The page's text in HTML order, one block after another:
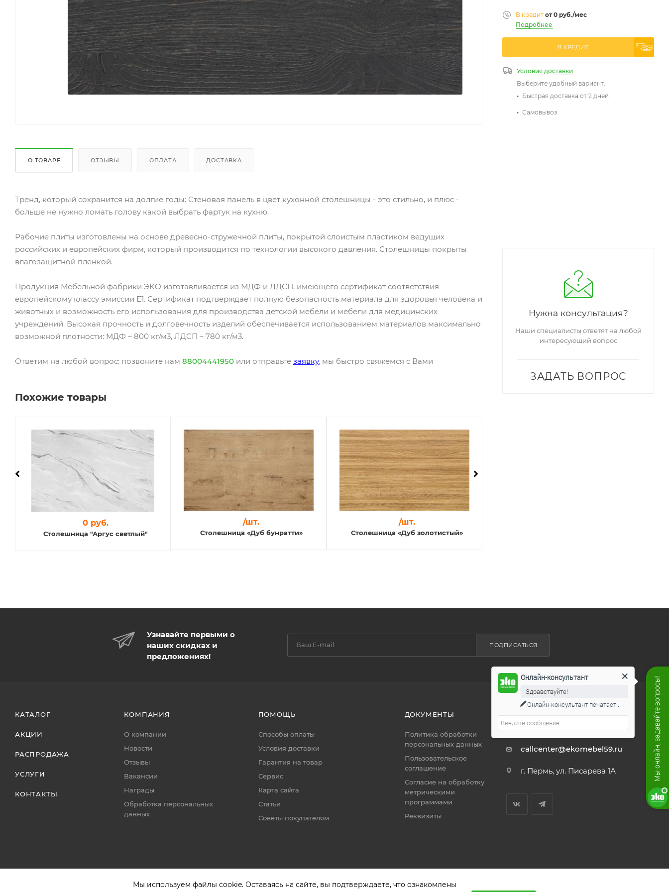
О ТОВАРЕ ОТЗЫВЫ ОПЛАТА ДОСТАВКА
Тренд, который сохранится на долгие годы: Стеновая панель в цвет кухонной столешницы - это стильно, и плюс -
больше не нужно ломать голову какой выбрать фартук на кухню.
Рабочие плиты изготовлены на основе древесно-стружечной плиты, покрытой слоистым пластиком ведущих
российских и европейских фирм, который производится по технологии высокого давления. Столешницы покрыты
влагозащитной пленкой.
Продукция Мебельной фабрики ЭКО изготавливается из МДФ и ЛДСП, имеющего сертификат соответствия
европейскому классу эмиссии Е1. Сертификат подтверждает полную безопасность материала для здоровья человека и
животных и возможность его использования для производства детской мебели и мебели для медицинских
учреждений. Высокая прочность и долговечность изделий обеспечивается использованием материалов максимально
возможной плотности: МДФ – 800 кг/м3, ЛДСП – 780 кг/м3.
Ответим на любой вопрос: позвоните нам 88004441950 или отправьте заявку, мы быстро свяжемся с Вами
Похожие товары
Столешница "Аргус светлый"
0 руб.
Столешница «Дуб бунратти»
/шт.
Столешница «Дуб золотистый»
/шт.
В кредит от 0 руб./мес
Подробнее
Условия доставки
Выберите удобный вариант:
Быстрая доставка от 2 дней
Самовывоз
Нужна консультация?
Наши специалисты ответят на любой
интересующий вопрос
ЗАДАТЬ ВОПРОС
Узнавайте первыми о
наших скидках и
предложениях!
ПОДПИСАТЬСЯ
КАТАЛОГ
АКЦИИ
РАСПРОДАЖА
УСЛУГИ
КОНТАКТЫ
КОМПАНИЯ
О компании
Новости
Отзывы
Вакансии
Награды
Обработка персональных
данных
ПОМОЩЬ
Способы оплаты
Условия доставки
Гарантия на товар
Сервис
Карта сайта
Статьи
Советы покупателям
ДОКУМЕНТЫ
Политика обработки
персональных данных
Пользовательское
соглашение
Согласие на обработку
метрическими
программами
Реквизиты
8 800 444 19 50
ЗАКАЗАТЬ ЗВОНОК
callcenter@ekomebel59.ru
г. Пермь, ул. Писарева 1А
Ваши данные в безопасности! Мы используем cookiesМы используем файлы cookie. Оставаясь на сайте, вы подтверждаете, что ознакомлены
Мы онлайн, задавайте вопросы!
Онлайн-консультант
Здравствуйте!
Онлайн-консультант печатает...